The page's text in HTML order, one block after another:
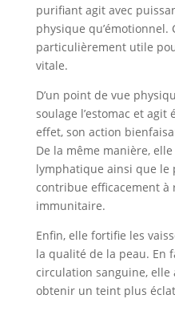
purifiant agit avec
physique qu’émotionnel.
particulièrement utile
vitale.
D’un point de vue
soulage l’estomac et agit
effet, son action
De la même manière,
lymphatique ainsi que le
contribue efficacement à
immunitaire.
Enfin, elle fortifie les
la qualité de la peau. En
circulation sanguine, elle
obtenir un teint plus